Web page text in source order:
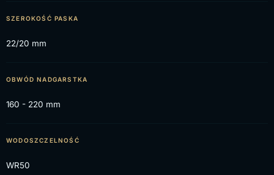
SZEROKOŚĆ PASKA
22/20 mm
OBWÓD NADGARSTKA
160 - 220 mm
WODOSZCZELNOŚĆ
WR50